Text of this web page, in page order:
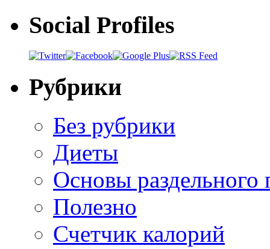
Social Profiles
Рубрики
Без рубрики
Диеты
Основы раздельного
Полезно
Счетчик калорий